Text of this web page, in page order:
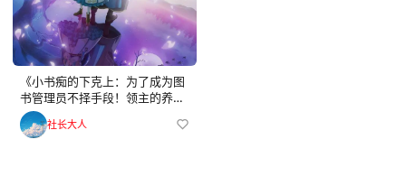
《小书痴的下克上：为了成为图
书管理员不择手段！领主的养
女》首支 PV 公布！
社长大人